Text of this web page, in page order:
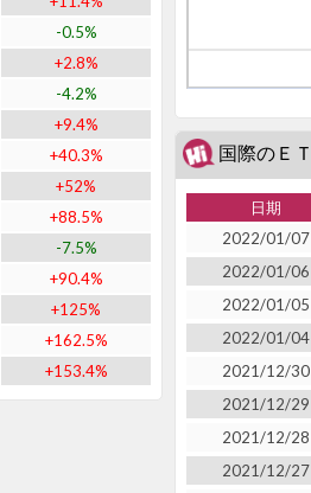
-0.5%
+2.8%
-4.2%
+9.4%
+40.3%
+52%
+88.5%
-7.5%
+90.4%
+125%
+162.5%
+153.4%
日期
2022/01/07
2022/01/06
2022/01/05
2022/01/04
2021/12/30
2021/12/29
2021/12/28
2021/12/27